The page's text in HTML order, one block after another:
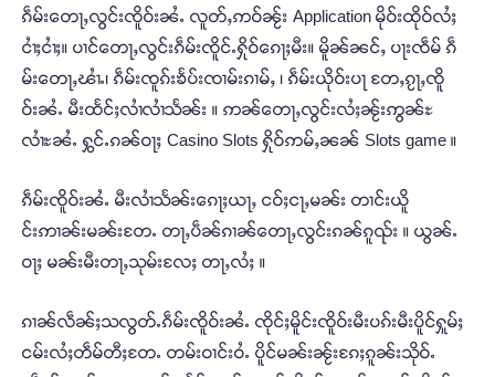
ၵဵမ်းတေႃႇလွင်းၸိူဝ်းၼႆႉ လူတ်ႇဢဝ်ၼႂ်း Application မိုဝ်းထိုဝ်လႆႈ
ငၢႆႈငၢႆႈ။ ပၢင်တေႃႇလွင်းၵဵမ်းၸိူင်ႉႁိုဝ်ၵေႃႈမီး။ မိူၼ်ၼင်ႇ ပႃးၸဵမ် ၵဵ
မ်းတေႃႇၽၢႆႉ၊ ၵဵမ်းၸူၵ်းၶႅပ်းၸၢမ်းၵၢမ်ႇ ၊ ၵဵမ်းယိုဝ်းပႃ တႄႇၵႂႃႇၸိူ
ဝ်းၼႆႉ မီးထႅင်ႈလၢႆလၢႆသႅၼ်း ။ ဢၼ်တေႃႇလွင်းလႆႈၼႂ်းဢွၼ်ႊ
လၢႆႊၼႆႉ ႁွင်ႉၵၼ်ဝႃႈ Casino Slots ႁိုဝ်ဢမ်ႇၼၼ် Slots game ။
ၵဵမ်းၸိူဝ်းၼႆႉ မီးလၢႆသႅၼ်းၵေႃႈယႃႇ ငဝ်ႈငႃႇမၼ်း တၢင်းယိူ
င်းဢၢၼ်းမၼ်းတႄႉ တႃႇပဵၼ်ၵၢၼ်တေႃႇလွင်းၵၼ်ၵူၺ်း ။ ယွၼ်ႉ
ဝႃႈ မၼ်းမီးတႃႇသုမ်းလႄႈ တႃႇလႆႈ ။
ၵၢၼ်လဵၼ်ႈသလွတ်ႉၵဵမ်းၸိူဝ်းၼႆႉ ၸိုင်ႈမိူင်းၸိူဝ်းမီးပၵ်းမီးပိူင်ႁူမ်ႈ
ငမ်းလႆႈတဵမ်တီႈတႄႉ တမ်းဝၢင်းဝႆႉ ပိူင်မၼ်းၼႂ်းၵႄႈၵူၼ်းသိုဝ်ႉ